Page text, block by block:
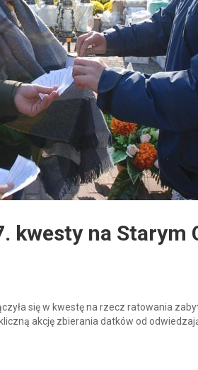
kwesty na Starym
się w kwestę na rzecz ratowania
akcję zbierania datków od